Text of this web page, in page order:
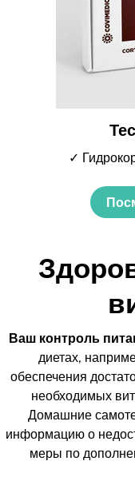
✓
Ваш контроль
диетах,
обеспечения
необходимых
Домашние
информацию о
меры по